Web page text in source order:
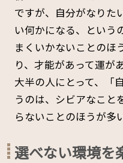
ですが、自分がなりた
い何かになる、という
まくいかないことのほ
り、才能があって運が
大半の人にとって、「
うのは、シビアなこと
らないことのほうが多
選べない環境を